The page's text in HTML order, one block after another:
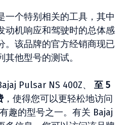
一个特别相关的工具，其中
动机响应和驾驶时的总体感
。该品牌的官方经销商现已
他型号的测试。
Pulsar NS 400Z、 至 5
，使得您可以更轻松地访问
趣的型号之一。有关 Bajaj